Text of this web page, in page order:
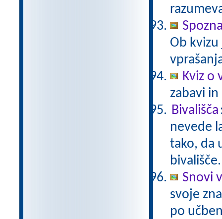
Ob
Kviz o
zabavi
Bivališča
nevede
tako, da
Snovi
svoje
po